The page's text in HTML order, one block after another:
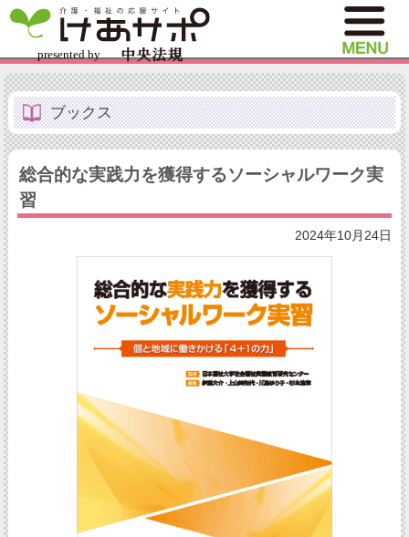
ブックス
総合的な実践力を獲得するソーシャルワーク実
習
2024年10月24日